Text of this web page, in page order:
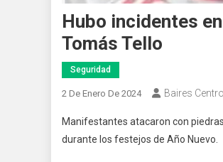
Hubo incidentes
Tomás Tello
Seguridad
2 De Enero De 2024 Baires Centro
Manifestantes atacaron con
durante los festejos de Año Nuevo.